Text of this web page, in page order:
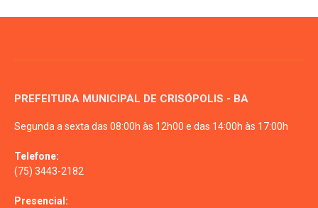
PREFEITURA MUNICIPAL DE CRISÓPOLIS - BA
Segunda a sexta das 08:00h às 12h00 e das 14:00h às 17:00h
Telefone:
(75) 3443-2182
Presencial: